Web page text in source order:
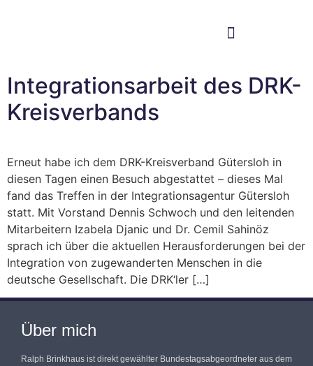
Integrationsarbeit des DRK-
Kreisverbands
Erneut habe ich dem DRK-Kreisverband Gütersloh in
diesen Tagen einen Besuch abgestattet – dieses Mal
fand das Treffen in der Integrationsagentur Gütersloh
statt. Mit Vorstand Dennis Schwoch und den leitenden
Mitarbeitern Izabela Djanic und Dr. Cemil Sahinöz
sprach ich über die aktuellen Herausforderungen bei der
Integration von zugewanderten Menschen in die
deutsche Gesellschaft. Die DRK‘ler […]
Über mich
Ralph Brinkhaus ist direkt gewählter Bundestagsabgeordneter aus dem